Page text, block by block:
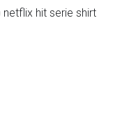
netflix hit serie shirt